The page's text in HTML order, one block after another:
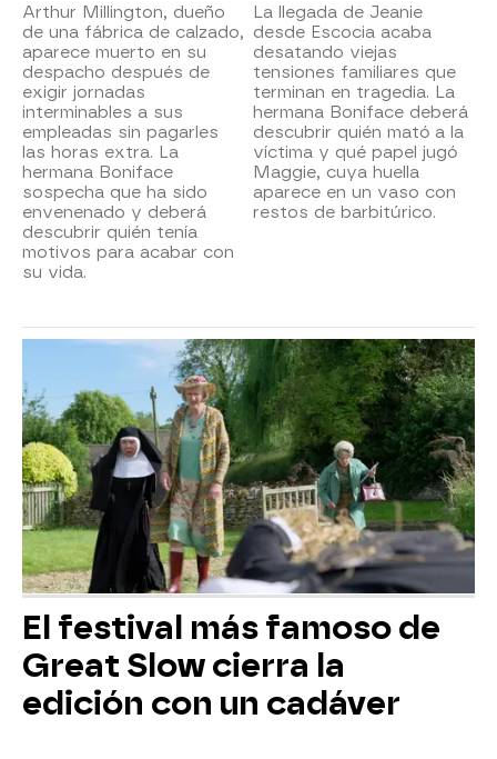
Arthur Millington, dueño
de una fábrica de calzado,
aparece muerto en su
despacho después de
exigir jornadas
interminables a sus
empleadas sin pagarles
las horas extra. La
hermana Boniface
sospecha que ha sido
envenenado y deberá
descubrir quién tenía
motivos para acabar con
su vida.
La llegada de Jeanie
desde Escocia acaba
desatando viejas
tensiones familiares que
terminan en tragedia. La
hermana Boniface deberá
descubrir quién mató a la
víctima y qué papel jugó
Maggie, cuya huella
aparece en un vaso con
restos de barbitúrico.
El festival más famoso de
Great Slow cierra la
edición con un cadáver